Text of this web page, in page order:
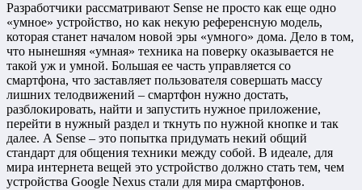
Разработчики рассматривают Sense не просто как еще одно
«умное» устройство, но как некую референсную модель,
которая станет началом новой эры «умного» дома. Дело в том,
что нынешняя «умная» техника на поверку оказывается не
такой уж и умной. Большая ее часть управляется со
смартфона, что заставляет пользователя совершать массу
лишних телодвижений – смартфон нужно достать,
разблокировать, найти и запустить нужное приложение,
перейти в нужный раздел и ткнуть по нужной кнопке и так
далее. А Sense – это попытка придумать некий общий
стандарт для общения техники между собой. В идеале, для
мира интернета вещей это устройство должно стать тем, чем
устройства Google Nexus стали для мира смартфонов.